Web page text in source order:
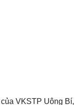
VKSTP Uông Bí,